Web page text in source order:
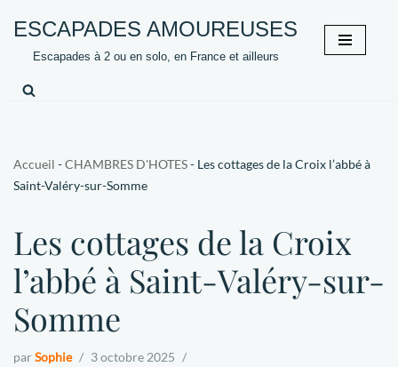
Aller
contenu
ESCAPADES AMOUREUSES
Escapades à 2 ou en solo, en France et ailleurs
Accueil -CHAMBRES D'HOTES- Les cottages de la Croix l’abbé à
Saint-Valéry-sur-Somme
Les cottages de la Croix
l’abbé à Saint-Valéry-sur-
Somme
par Sophie
3 octobre 2025